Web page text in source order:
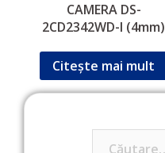
CAMERA DS-
2CD2342WD-I (4mm)
Citește mai mult